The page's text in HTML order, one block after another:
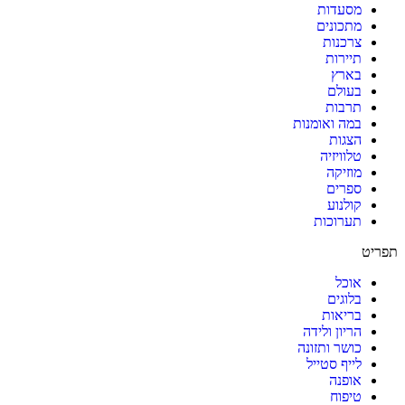
מסעדות
מתכונים
צרכנות
תיירות
בארץ
בעולם
תרבות
במה ואומנות
הצגות
טלוויזיה
מוזיקה
ספרים
קולנוע
תערוכות
תפריט
אוכל
בלוגים
בריאות
הריון ולידה
כושר ותזונה
לייף סטייל
אופנה
טיפוח